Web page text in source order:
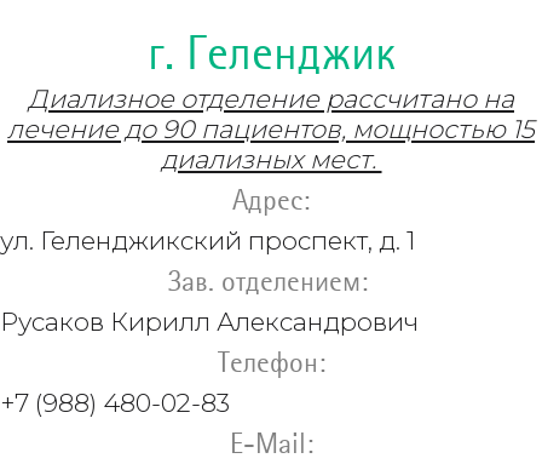
г. Геленджик
Диализное отделение рассчитано на
лечение до 90 пациентов, мощностью 15
диализных мест.
Адрес:
ул. Геленджикский проспект, д. 1
Зав. отделением:
Русаков Кирилл Александрович
Телефон:
+7 (988) 480-02-83
E-Mail: